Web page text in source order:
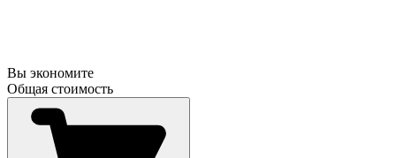
Вы экономите
Общая стоимость